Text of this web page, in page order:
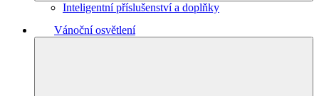
Inteligentní příslušenství a doplňky
Vánoční osvětlení